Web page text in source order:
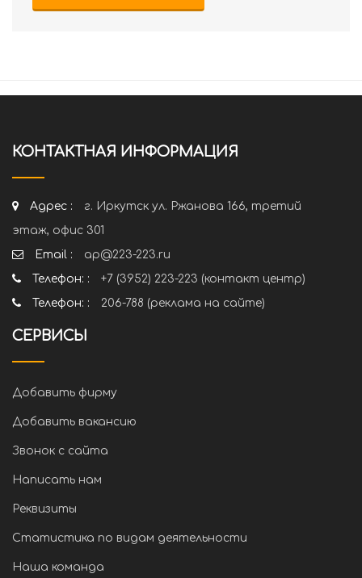
КОНТАКТНАЯ ИНФОРМАЦИЯ
Адрес :
г. Иркутск ул. Ржанова 166, третий
этаж, офис 301
Email :
ap@223-223.ru
Телефон: :
+7 (3952) 223-223 (контакт центр)
Телефон: :
206-788 (реклама на сайте)
СЕРВИСЫ
Добавить фирму
Добавить вакансию
Звонок с сайта
Написать нам
Реквизиты
Статистика по видам деятельности
Наша команда